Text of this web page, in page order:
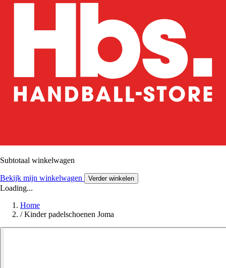
Subtotaal winkelwagen
Bekijk mijn winkelwagen Verder winkelen
Loading...
Home
/ Kinder padelschoenen Joma